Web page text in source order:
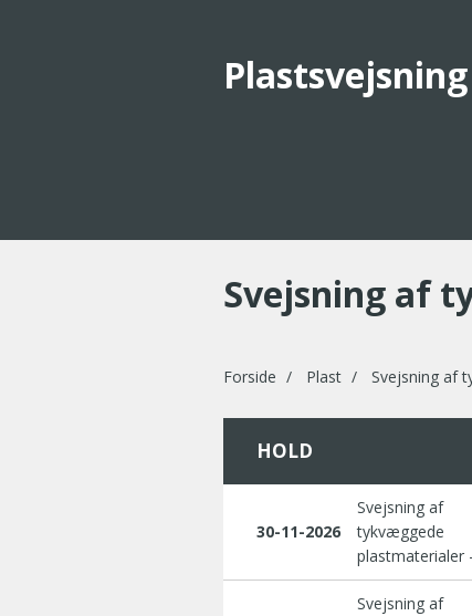
Plastsvejsning
Svejsning af
Forside Plast Svejsning af
HOLD
30-11-2026
Svejsning af
tykvæggede
plastmaterialer
Svejsning af